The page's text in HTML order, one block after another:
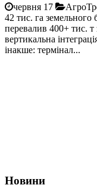
червня 17
42 тис. га
перевалив 400+ тис. т
вертикальна
інакше: термінал...
Новини